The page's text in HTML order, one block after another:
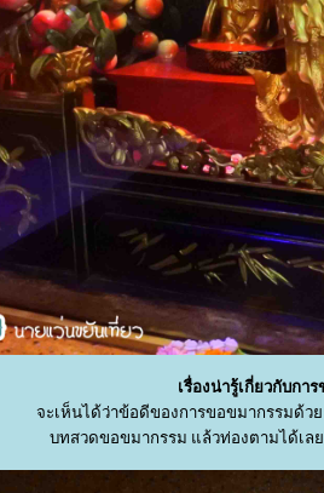
เรื่องน่ารู้เกี่ยวกับกา
จะเห็นได้ว่าข้อดีของการขอขมากรรมด้ว
บทสวดขอขมากรรม แล้วท่องตามได้เ